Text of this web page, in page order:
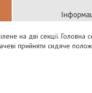
на дві секції. Головна
прийняти сидяче